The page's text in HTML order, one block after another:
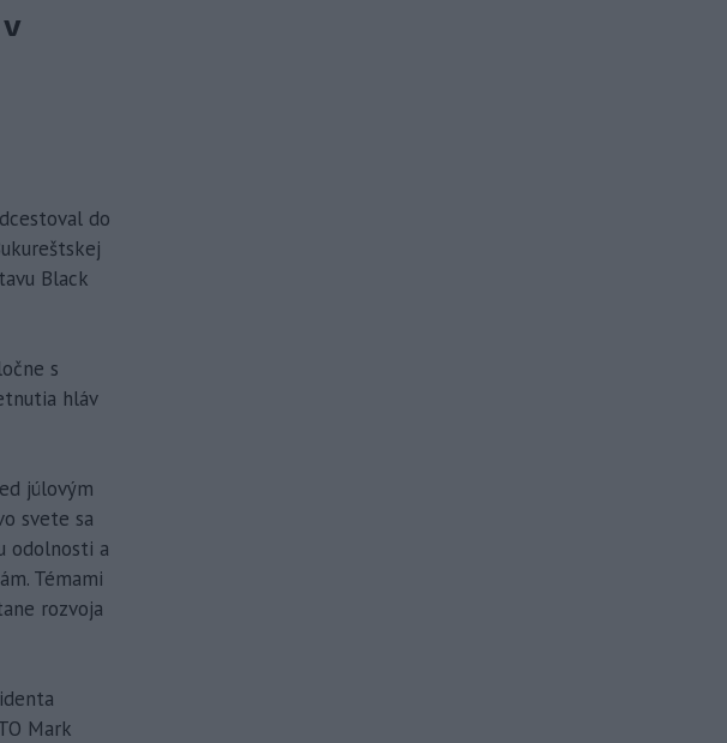
do
Black
s
hláv
júlovým
svete sa
odolnosti a
Témami
rozvoja
Mark